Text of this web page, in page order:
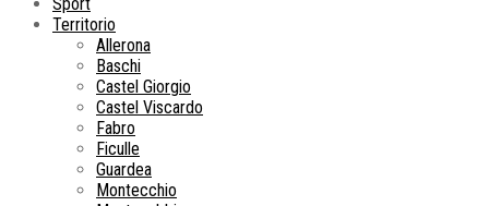
Territorio
Allerona
Baschi
Castel Giorgio
Castel Viscardo
Fabro
Ficulle
Guardea
Montecchio